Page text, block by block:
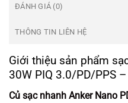
ĐÁNH GIÁ (0)
THÔNG TIN LIÊN HỆ
Giới thiệu sản phẩm
30W PIQ 3.0/PD/PPS
Củ sạc nhanh Anker Nano